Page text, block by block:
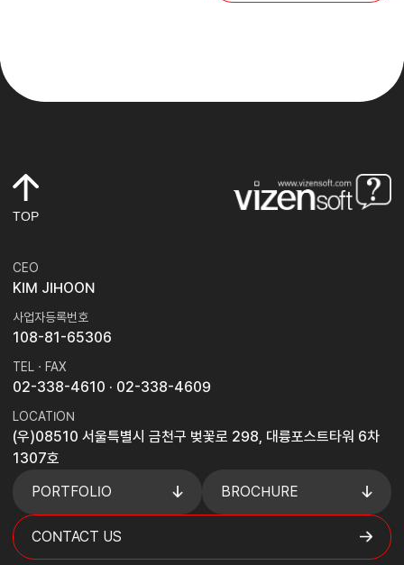
TOP
CEO
KIM JIHOON
사업자등록번호
108-81-65306
TEL · FAX
02-338-4610 · 02-338-4609
LOCATION
(우)08510 서울특별시 금천구 벚꽃로 298, 대륭포스트타워 6차
1307호
PORTFOLIO
BROCHURE
CONTACT US